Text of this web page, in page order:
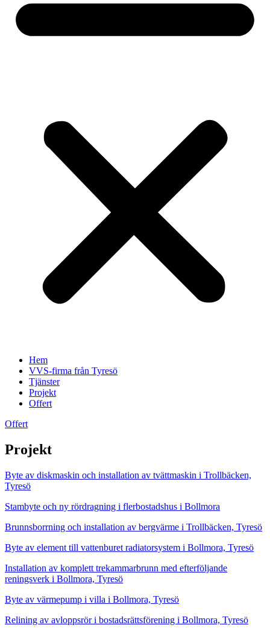
Hem
VVS-firma från Tyresö
Tjänster
Projekt
Offert
Offert
Projekt
Byte av diskmaskin och installation av tvättmaskin i Trollbäcken,
Tyresö
Stambyte och ny rördragning i flerbostadshus i Bollmora
Brunnsborrning och installation av bergvärme i Trollbäcken, Tyresö
Byte av element till vattenburet radiatorsystem i Bollmora, Tyresö
Installation av komplett trekammarbrunn med efterföljande
reningsverk i Bollmora, Tyresö
Byte av värmepump i villa i Bollmora, Tyresö
Relining av avloppsrör i bostadsrättsförening i Bollmora, Tyresö